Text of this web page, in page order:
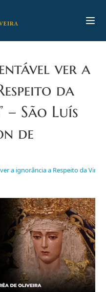
ver a
da
São Luís
de
a ignorância a Respeito da